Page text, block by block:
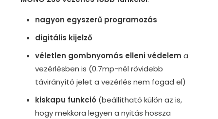
nagyon egyszerű programozás
digitális kijelző
véletlen gombnyomás elleni védelem a
vezérlésben is (0.7mp-nél rövidebb
távirányító jelet a vezérlés nem fogad el)
kiskapu funkció (beállítható külön az is,
hogy mekkora legyen a nyitás hossza